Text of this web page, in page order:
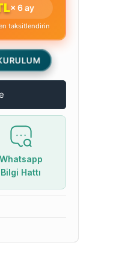
× 6 ay
taksitlendirin
Whatsapp
Bilgi Hattı